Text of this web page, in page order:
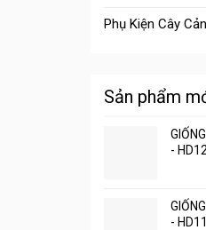
Phụ Kiện Cây
Sản phẩm
-
-